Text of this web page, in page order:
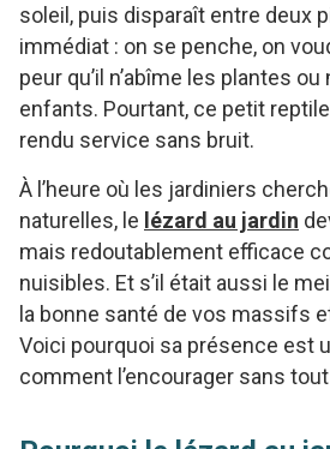
soleil, puis disparaît entre deux
immédiat : on se penche, on
peur qu’il n’abîme les plantes ou
enfants. Pourtant, ce petit
rendu service sans bruit.
À l’heure où les jardiniers
naturelles, le lézard au jardin
mais redoutablement efficace
nuisibles. Et s’il était aussi le
la bonne santé de vos massifs
Voici pourquoi sa présence est
comment l’encourager sans